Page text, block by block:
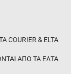
COURIER & ELTA
ΑΠΟ ΤΑ ΕΛΤΑ